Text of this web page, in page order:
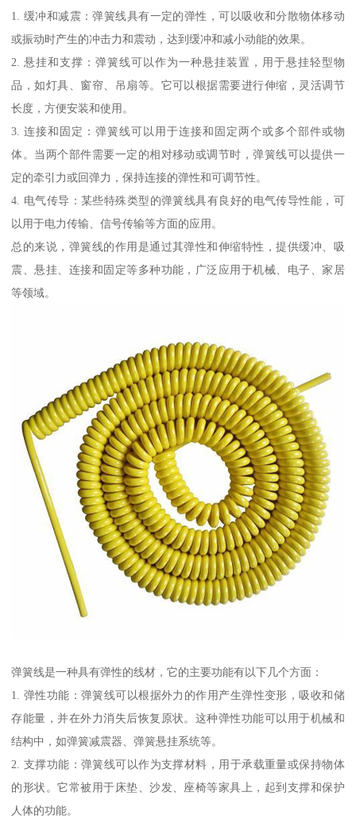
1. 缓冲和减震：弹簧线具有一定的弹性，可以吸收和分散物体移动
或振动时产生的冲击力和震动，达到缓冲和减小动能的效果。
2. 悬挂和支撑：弹簧线可以作为一种悬挂装置，用于悬挂轻型物
品，如灯具、窗帘、吊扇等。它可以根据需要进行伸缩，灵活调节
长度，方便安装和使用。
3. 连接和固定：弹簧线可以用于连接和固定两个或多个部件或物
体。当两个部件需要一定的相对移动或调节时，弹簧线可以提供一
定的牵引力或回弹力，保持连接的弹性和可调节性。
4. 电气传导：某些特殊类型的弹簧线具有良好的电气传导性能，可
以用于电力传输、信号传输等方面的应用。
总的来说，弹簧线的作用是通过其弹性和伸缩特性，提供缓冲、吸
震、悬挂、连接和固定等多种功能，广泛应用于机械、电子、家居
等领域。
弹簧线是一种具有弹性的线材，它的主要功能有以下几个方面：
1. 弹性功能：弹簧线可以根据外力的作用产生弹性变形，吸收和储
存能量，并在外力消失后恢复原状。这种弹性功能可以用于机械和
结构中，如弹簧减震器、弹簧悬挂系统等。
2. 支撑功能：弹簧线可以作为支撑材料，用于承载重量或保持物体
的形状。它常被用于床垫、沙发、座椅等家具上，起到支撑和保护
人体的功能。